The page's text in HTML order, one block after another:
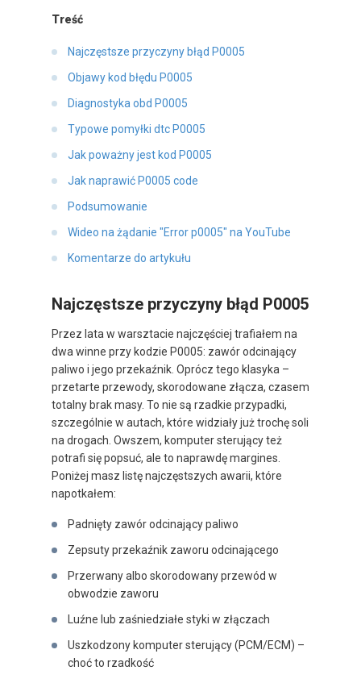
Treść
Najczęstsze przyczyny błąd P0005
Objawy kod błędu P0005
Diagnostyka obd P0005
Typowe pomyłki dtc P0005
Jak poważny jest kod P0005
Jak naprawić P0005 code
Podsumowanie
Wideo na żądanie "Error p0005" na YouTube
Komentarze do artykułu
Najczęstsze przyczyny błąd P0005
Przez lata w warsztacie najczęściej trafiałem na
dwa winne przy kodzie P0005: zawór odcinający
paliwo i jego przekaźnik. Oprócz tego klasyka –
przetarte przewody, skorodowane złącza, czasem
totalny brak masy. To nie są rzadkie przypadki,
szczególnie w autach, które widziały już trochę soli
na drogach. Owszem, komputer sterujący też
potrafi się popsuć, ale to naprawdę margines.
Poniżej masz listę najczęstszych awarii, które
napotkałem:
Padnięty zawór odcinający paliwo
Zepsuty przekaźnik zaworu odcinającego
Przerwany albo skorodowany przewód w
obwodzie zaworu
Luźne lub zaśniedziałe styki w złączach
Uszkodzony komputer sterujący (PCM/ECM) –
choć to rzadkość